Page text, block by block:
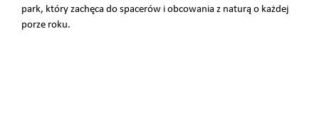
park, który zachęca do spacerów i obcowania z naturą o każdej
porze roku.